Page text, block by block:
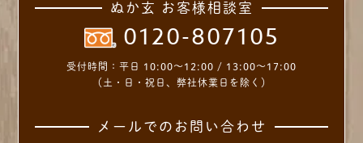
ぬか玄 お客様相談室
0120-807105
受付時間： 平日 10:00～12:00 / 13:00～17:00
（土・日・祝日、弊社休業日を除く）
メールでのお問い合わせ